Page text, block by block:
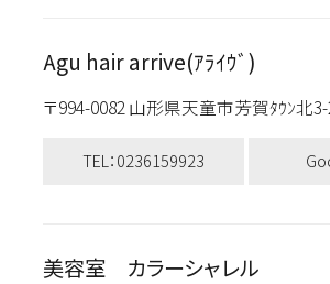
Agu hair arrive(ｱﾗｲｳﾞ)
〒994-0082 山形県天童市芳賀ﾀｳﾝ北
TEL：0236159923
美容室 カラーシャレル